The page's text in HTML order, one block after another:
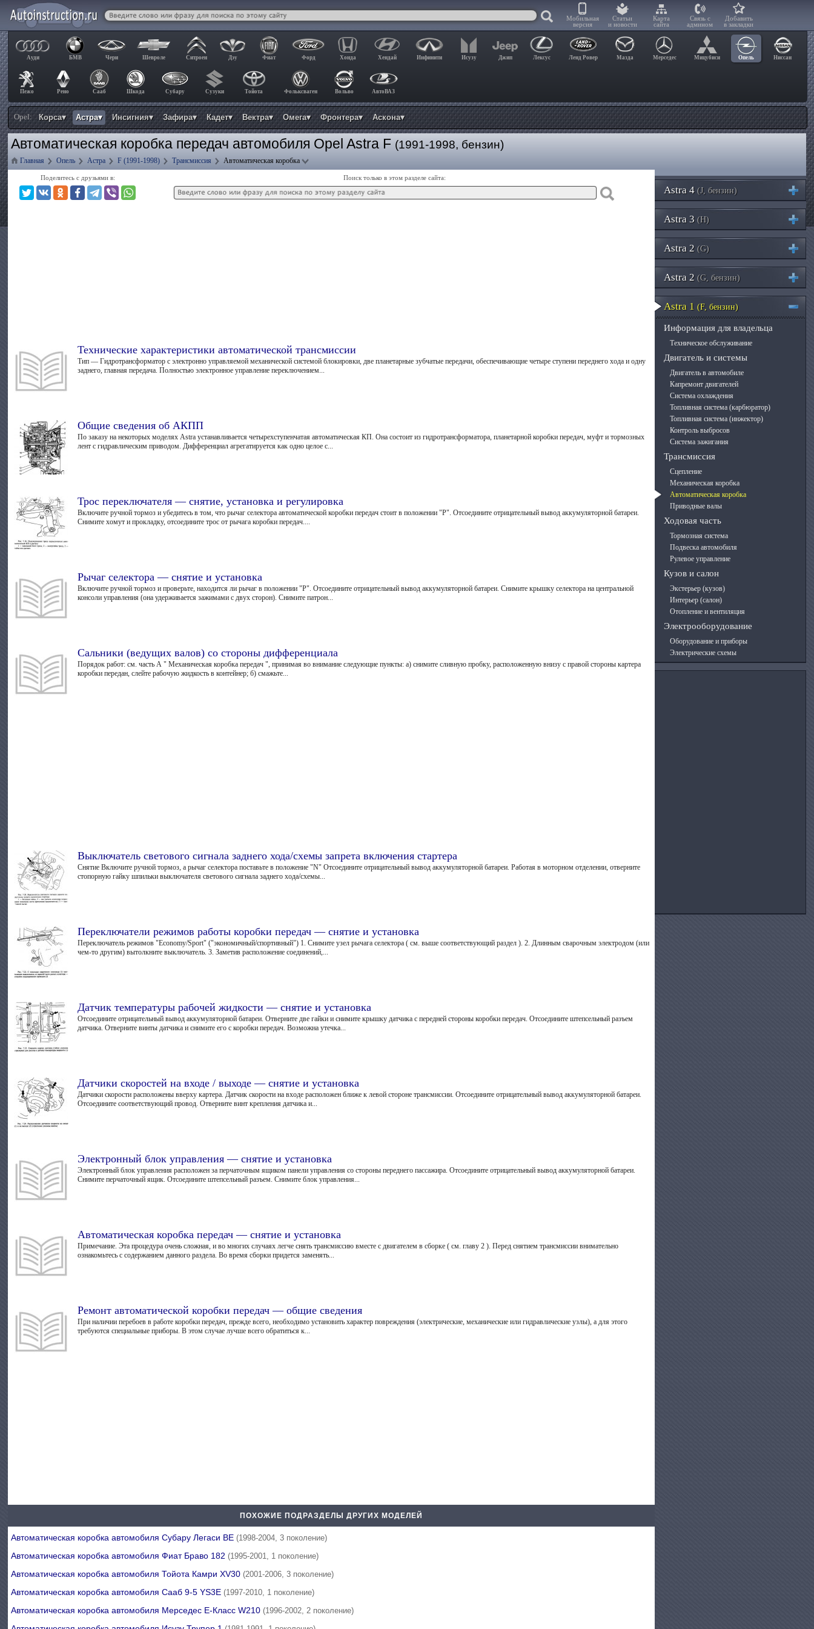
Мобильная
версия
Статьи
и новости
Карта
сайта
Связь с
админом
Добавить
в закладки
Ауди БМВ Чери Шевроле Ситроен Дэу Фиат Форд Хонда Хендай Инфинити Исузу Джип Лексус Ленд Ровер Мазда Мерседес Мицубиси Опель Ниссан
Пежо Рено Сааб Шкода Субару Сузуки Тойота Фольксваген Вольво АвтоВАЗ
Opel: Корса▾ Астра▾ Инсигния▾ Зафира▾ Кадет▾ Вектра▾ Омега▾ Фронтера▾ Аскона▾
Автоматическая коробка передач автомобиля Opel Astra F (1991-1998, бензин)
Главная Опель Астра F (1991-1998) Трансмиссия Автоматическая коробка
Поделитесь с друзьями в: Поиск только в этом разделе сайта:
Технические характеристики автоматической трансмиссии
Тип — Гидротрансформатор с электронно управляемой механической системой блокировки, две планетарные зубчатые передачи, обеспечивающие четыре ступени переднего хода и одну
заднего, главная передача. Полностью электронное управление переключением...
Общие сведения об АКПП
По заказу на некоторых моделях Astra устанавливается четырехступенчатая автоматическая КП. Она состоит из гидротрансформатора, планетарной коробки передач, муфт и тормозных
лент с гидравлическим приводом. Дифференциал агрегатируется как одно целое с...
Трос переключателя — снятие, установка и регулировка
Включите ручной тормоз и убедитесь в том, что рычаг селектора автоматической коробки передач стоит в положении "Р". Отсоедините отрицательный вывод аккумуляторной батареи.
Снимите хомут и прокладку, отсоедините трос от рычага коробки передач....
Рычаг селектора — снятие и установка
Включите ручной тормоз и проверьте, находится ли рычаг в положении "Р". Отсоедините отрицательный вывод аккумуляторной батареи. Снимите крышку селектора на центральной
консоли управления (она удерживается зажимами с двух сторон). Снимите патрон...
Сальники (ведущих валов) со стороны дифференциала
Порядок работ: см. часть А " Механическая коробка передач ", принимая во внимание следующие пункты: а) снимите сливную пробку, расположенную внизу с правой стороны картера
коробки передан, слейте рабочую жидкость в контейнер; б) смажьте...
Выключатель светового сигнала заднего хода/схемы запрета включения стартера
Снятие Включите ручной тормоз, а рычаг селектора поставьте в положение "N" Отсоедините отрицательный вывод аккумуляторной батареи. Работая в моторном отделении, отверните
стопорную гайку шпильки выключателя светового сигнала заднего хода/схемы...
Переключатели режимов работы коробки передач — снятие и установка
Переключатель режимов "Economy/Sport" ("экономичный/спортивный") 1. Снимите узел рычага селектора ( см. выше соответствующий раздел ). 2. Длинным сварочным электродом (или
чем-то другим) вытолкните выключатель. 3. Заметив расположение соединений,...
Датчик температуры рабочей жидкости — снятие и установка
Отсоедините отрицательный вывод аккумуляторной батареи. Отверните две гайки и снимите крышку датчика с передней стороны коробки передач. Отсоедините штепсельный разъем
датчика. Отверните винты датчика и снимите его с коробки передач. Возможна утечка...
Датчики скоростей на входе / выходе — снятие и установка
Датчики скорости расположены вверху картера. Датчик скорости на входе расположен ближе к левой стороне трансмиссии. Отсоедините отрицательный вывод аккумуляторной батареи.
Отсоедините соответствующий провод. Отверните винт крепления датчика и...
Электронный блок управления — снятие и установка
Электронный блок управления расположен за перчаточным ящиком панели управления со стороны переднего пассажира. Отсоедините отрицательный вывод аккумуляторной батареи.
Снимите перчаточный ящик. Отсоедините штепсельный разъем. Снимите блок управления...
Автоматическая коробка передач — снятие и установка
Примечание. Эта процедура очень сложная, и во многих случаях легче снять трансмиссию вместе с двигателем в сборке ( см. главу 2 ). Перед снятием трансмиссии внимательно
ознакомьтесь с содержанием данного раздела. Во время сборки придется заменять...
Ремонт автоматической коробки передач — общие сведения
При наличии перебоев в работе коробки передач, прежде всего, необходимо установить характер повреждения (электрические, механические или гидравлические узлы), а для этого
требуются специальные приборы. В этом случае лучше всего обратиться к...
ПОХОЖИЕ ПОДРАЗДЕЛЫ ДРУГИХ МОДЕЛЕЙ
Автоматическая коробка автомобиля Субару Легаси BE(1998-2004, 3 поколение)
Автоматическая коробка автомобиля Фиат Браво 182(1995-2001, 1 поколение)
Автоматическая коробка автомобиля Тойота Камри XV30(2001-2006, 3 поколение)
Автоматическая коробка автомобиля Сааб 9-5 YS3E(1997-2010, 1 поколение)
Автоматическая коробка автомобиля Мерседес E-Класс W210(1996-2002, 2 поколение)
Astra 4 (J, бензин)
Astra 3 (H)
Astra 2 (G)
Astra 2 (G, бензин)
Astra 1 (F, бензин)
Информация для владельца
Техническое обслуживание
Двигатель и системы
Двигатель в автомобиле
Капремонт двигателей
Система охлаждения
Топливная система (карбюратор)
Топливная система (инжектор)
Контроль выбросов
Система зажигания
Трансмиссия
Сцепление
Механическая коробка
Автоматическая коробка
Приводные валы
Ходовая часть
Тормозная система
Подвеска автомобиля
Рулевое управление
Кузов и салон
Экстерьер (кузов)
Интерьер (салон)
Отопление и вентиляция
Электрооборудование
Оборудование и приборы
Электрические схемы